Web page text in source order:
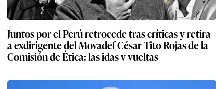
Juntos por el Perú retrocede tras críticas y retira
a exdirigente del Movadef César Tito Rojas de la
Comisión de Ética: las idas y vueltas